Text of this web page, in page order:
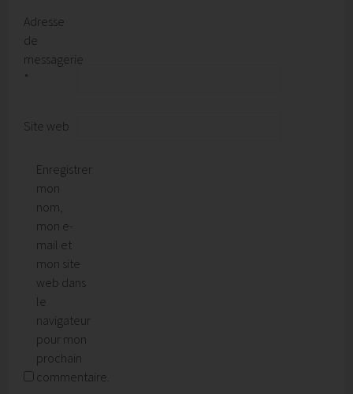
Adresse
de
messagerie
*
Site web
Enregistrer
mon
nom,
mon e-
mail et
mon site
web dans
le
navigateur
pour mon
prochain
commentaire.